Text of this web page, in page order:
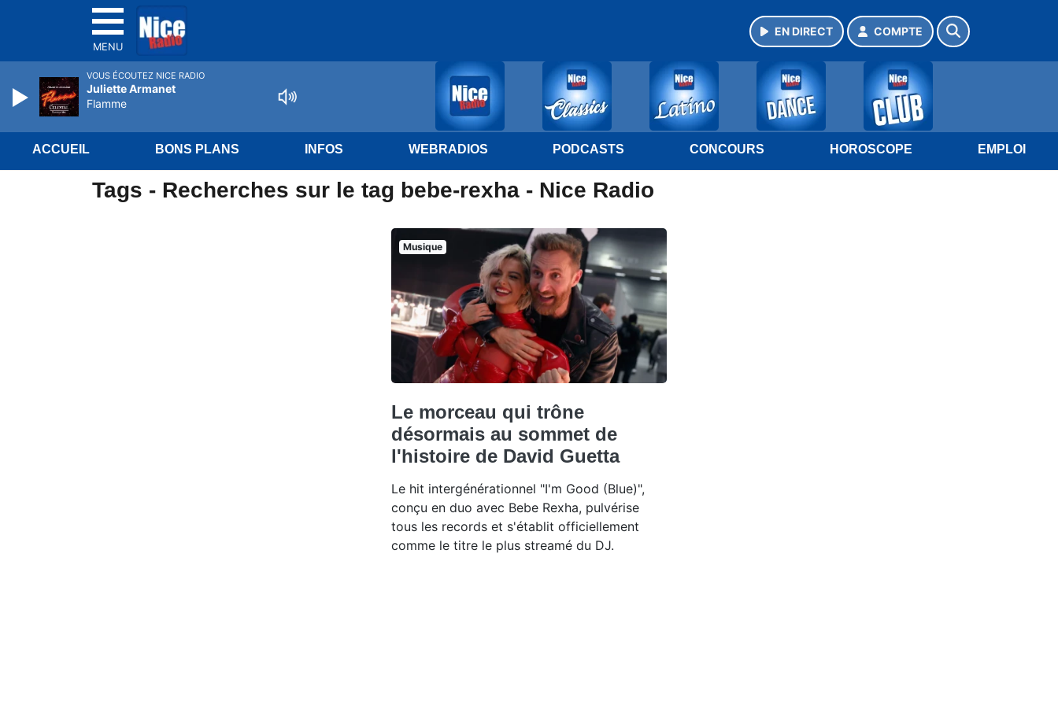
MENU
EN DIRECT COMPTE
ACCUEIL BONS PLANS INFOS WEBRADIOS PODCASTS CONCOURS HOROSCOPE EMPLOI
Tags - Recherches sur le tag bebe-rexha - Nice Radio
Musique
Le morceau qui trône
désormais au sommet de
l'histoire de David Guetta
Le hit intergénérationnel "I'm Good (Blue)",
conçu en duo avec Bebe Rexha, pulvérise
tous les records et s'établit officiellement
comme le titre le plus streamé du DJ.
VOUS ÉCOUTEZ NICE RADIO
Juliette Armanet
Flamme